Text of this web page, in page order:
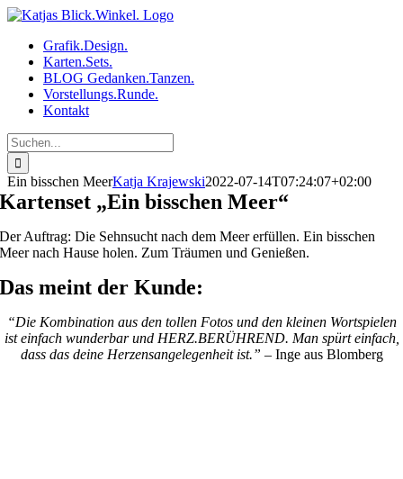
Zum
springenGrafik.Design.
Karten.Sets.
BLOG Gedanken.Tanzen.
Vorstellungs.Runde.
Kontakt
Suche
nach:
Ein bisschen MeerKatja Krajewski2022-07-14T07:24:07+02:00
Kartenset „Ein bisschen Meer“
Der Auftrag: Die Sehnsucht nach dem Meer erfüllen. Ein bisschen
Meer nach Hause holen. Zum Träumen und Genießen.
Das meint der Kunde:
“Die Kombination aus den tollen Fotos und den kleinen Wortspielen
ist einfach wunderbar und HERZ.BERÜHREND. Man spürt einfach,
dass das deine Herzensangelegenheit ist.” – Inge aus Blomberg